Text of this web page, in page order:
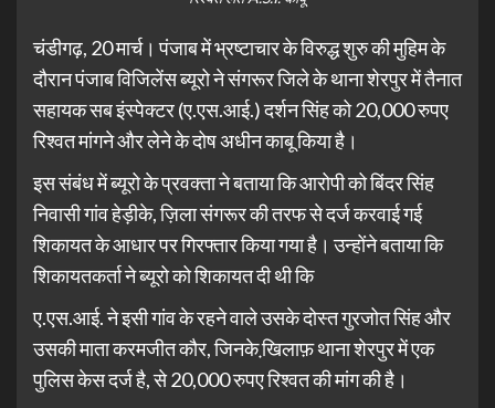
चंडीगढ़, 20 मार्च। पंजाब में भ्रष्टाचार के विरुद्ध शुरु की मुहिम के
दौरान पंजाब विजिलेंस ब्यूरो ने संगरूर जिले के थाना शेरपुर में तैनात
सहायक सब इंस्पेक्टर (ए.एस.आई.) दर्शन सिंह को 20,000 रुपए
रिश्वत मांगने और लेने के दोष अधीन काबू किया है।
इस संबंध में ब्यूरो के प्रवक्ता ने बताया कि आरोपी को बिंदर सिंह
निवासी गांव हेड़ीके, ज़िला संगरूर की तरफ से दर्ज करवाई गई
शिकायत के आधार पर गिरफ्तार किया गया है। उन्होंने बताया कि
शिकायतकर्ता ने ब्यूरो को शिकायत दी थी कि
ए.एस.आई. ने इसी गांव के रहने वाले उसके दोस्त गुरजोत सिंह और
उसकी माता करमजीत कौर, जिनके खि़लाफ़ थाना शेरपुर में एक
पुलिस केस दर्ज है, से 20,000 रुपए रिश्वत की मांग की है।